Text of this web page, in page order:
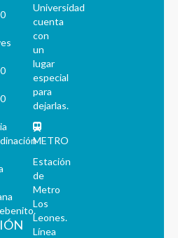
Universidad
cuenta
con
un
lugar
especial
para
dejarlas.
METRO
Estación
de
Metro
Los
Leones.
Línea